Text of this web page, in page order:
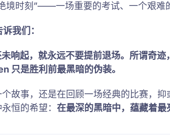
境时刻”——一场重要的考试、一个艰难
我们：
响起，就永远不要提前退场。所谓奇迹
只是胜利前最黑暗的伪装。
故事，还是在回顾一场经典的比赛，
恒的希望： 在最深的黑暗中，蕴藏着最